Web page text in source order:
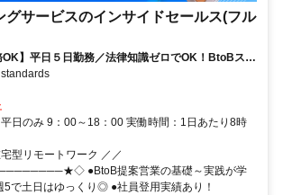
グサービスのインサイドセールス(フル
OK】平日５日勤務／法律知識ゼロでOK！BtoBスキ
日のみ 9：00～18：00 実働時間：1日あたり8時
型リモートワーク ／／
●BtoB提案営業の基礎～実践が学
5で土日はゆっくり◎ ●社員登用実績あり！